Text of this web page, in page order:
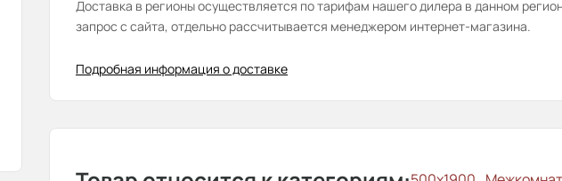
Доставка в регионы осуществляется по тарифам нашего дилера в данном
запрос с сайта, отдельно рассчитывается менеджером интернет-магазина.
Подробная информация о доставке